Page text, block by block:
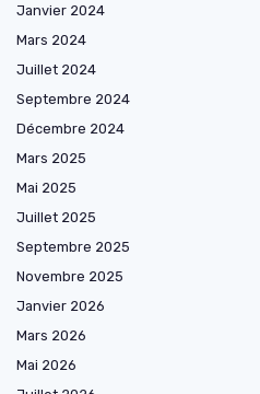
Janvier 2024
Mars 2024
Juillet 2024
Septembre 2024
Décembre 2024
Mars 2025
Mai 2025
Juillet 2025
Septembre 2025
Novembre 2025
Janvier 2026
Mars 2026
Mai 2026